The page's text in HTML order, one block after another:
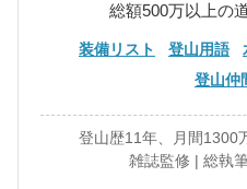
総額500万以上の
装備リスト 登山用語
登山仲
登山歴11年、月間1300
雑誌監修 | 総執